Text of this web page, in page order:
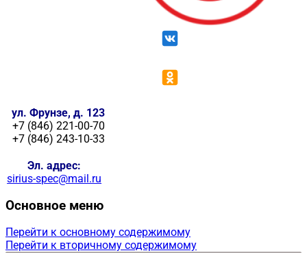
ул. Фрунзе, д. 123
+7 (846) 221-00-70
+7 (846) 243-10-33
Эл. адрес:
sirius-spec@mail.ru
Основное меню
Перейти к основному содержимому
Перейти к вторичному содержимому